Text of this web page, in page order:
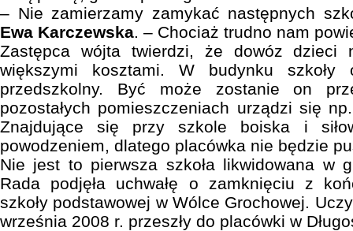
– Nie zamierzamy zamykać następnych
Ewa Karczewska. – Chociaż trudno nam
Zastępca wójta twierdzi, że dowóz dzieci
większymi kosztami. W budynku szkoły
przedszkolny. Być może zostanie on
pozostałych pomieszczeniach urządzi się
Znajdujące się przy szkole boiska i
powodzeniem, dlatego placówka nie będzie
Nie jest to pierwsza szkoła likwidowana w
Rada podjęła uchwałę o zamknięciu z
szkoły podstawowej w Wólce Grochowej.
września 2008 r. przeszły do placówki w